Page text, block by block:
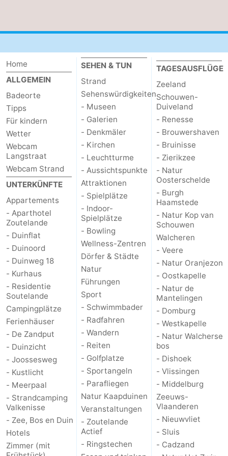
Middelburg
Zeeuws-
Nieuwvliet
-
Sluis
-
Cadzand
-
Natur
Het
Zwin
Wetter
Kontakt
Home
ALLGEMEIN
Badeorte
Tipps
Für kindern
Wetter
Webcam
Langstraat
Webcam Strand
UNTERKÜNFTE
Appartements
- Aparthotel
Zoutelande
- Duinflat
- Duinoord
- Duinweg 18
- Kurhaus
- Residentie
Soutelande
Campingplätze
Ferienhäuser
- De Zandput
- Duinzicht
- Joossesweg
- Kustlicht
- Meerpaal
- Strandcamping
Valkenisse
- Zee, Bos en Duin
Hotels
Zimmer (mit
SEHEN & TUN
Strand
Sehenswürdigkeiten
- Museen
- Galerien
- Denkmäler
- Kirchen
- Leuchtturme
- Aussichtspunkte
Attraktionen
- Spielplätze
- Indoor-
Spielplätze
- Bowling
Wellness-Zentren
Dörfer & Städte
Natur
Führungen
Sport
- Schwimmbader
- Radfahren
- Wandern
- Reiten
- Golfplatze
- Sportangeln
- Parafliegen
Natur Kaapduinen
Veranstaltungen
- Zoutelande
Actief
- Ringstechen
TAGESAUSFLÜGE
Zeeland
Schouwen-
Duiveland
- Renesse
- Brouwershaven
- Bruinisse
- Zierikzee
- Natur
Oosterschelde
- Burgh
Haamstede
- Natur Kop van
Schouwen
Walcheren
- Veere
- Natur Oranjezon
- Oostkapelle
- Natur de
Mantelingen
- Domburg
- Westkapelle
- Natur Walcherse
bos
- Dishoek
- Vlissingen
- Middelburg
Zeeuws-
Vlaanderen
- Nieuwvliet
- Sluis
- Cadzand